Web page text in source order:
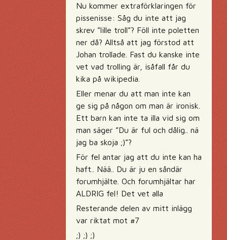
Nu kommer extraförklaringen för
pissenisse: Såg du inte att jag
skrev ”lille troll”? Föll inte poletten
ner då? Alltså att jag förstod att
Johan trollade. Fast du kanske inte
vet vad trolling är, isåfall får du
kika på wikipedia.
Eller menar du att man inte kan
ge sig på någon om man är ironisk.
Ett barn kan inte ta illa vid sig om
man säger ”Du är ful och dålig.. nä
jag ba skoja ;)”?
För fel antar jag att du inte kan ha
haft.. Nää.. Du är ju en såndär
forumhjälte. Och forumhjältar har
ALDRIG fel! Det vet alla
Resterande delen av mitt inlägg
var riktat mot #7
;) ;) ;)